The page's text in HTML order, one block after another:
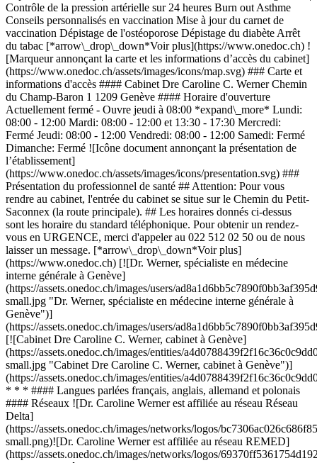
Contrôle de la pression artérielle sur 24 heures Burn out Asthme
Conseils personnalisés en vaccination Mise à jour du carnet de
vaccination Dépistage de l'ostéoporose Dépistage du diabète Arrêt
du tabac [*arrow\_drop\_down*Voir plus](https://www.onedoc.ch) !
[Marqueur annonçant la carte et les informations d’accès du cabinet]
(https://www.onedoc.ch/assets/images/icons/map.svg) ### Carte et
informations d'accès #### Cabinet Dre Caroline C. Werner Chemin
du Champ-Baron 1 1209 Genève #### Horaire d'ouverture
Actuellement fermé - Ouvre jeudi à 08:00 *expand\_more* Lundi:
08:00 - 12:00 Mardi: 08:00 - 12:00 et 13:30 - 17:30 Mercredi:
Fermé Jeudi: 08:00 - 12:00 Vendredi: 08:00 - 12:00 Samedi: Fermé
Dimanche: Fermé ![Icône document annonçant la présentation de
l’établissement]
(https://www.onedoc.ch/assets/images/icons/presentation.svg) ###
Présentation du professionnel de santé ## Attention: Pour vous
rendre au cabinet, l'entrée du cabinet se situe sur le Chemin du Petit-
Saconnex (la route principale). ## Les horaires donnés ci-dessus
sont les horaire du standard téléphonique. Pour obtenir un rendez-
vous en URGENCE, merci d'appeler au 022 512 02 50 ou de nous
laisser un message. [*arrow\_drop\_down*Voir plus]
(https://www.onedoc.ch) [![Dr. Werner, spécialiste en médecine
interne générale à Genève]
(https://assets.onedoc.ch/images/users/
small.jpg "Dr. Werner, spécialiste en médecine interne générale à
Genève")]
(https://assets.onedoc.ch/images/users/
[![Cabinet Dre Caroline C. Werner, cabinet à Genève]
(https://assets.onedoc.ch/images/entities/
small.jpg "Cabinet Dre Caroline C. Werner, cabinet à Genève")]
(https://assets.onedoc.ch/images/entities/
* * * #### Langues parlées français, anglais, allemand et polonais
#### Réseaux ![Dr. Caroline Werner est affiliée au réseau Réseau
Delta]
(https://assets.onedoc.ch/images/networks/logos/
small.png)![Dr. Caroline Werner est affiliée au réseau REMED]
(https://assets.onedoc.ch/images/networks/logos/